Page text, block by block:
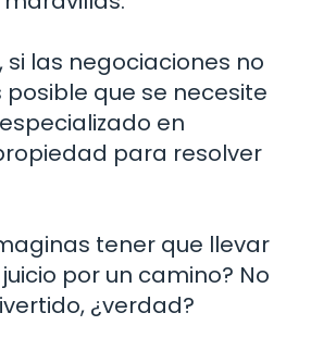
si las negociaciones no
posible que se necesite
en
para resolver
tener que llevar
por un camino? No
¿verdad?